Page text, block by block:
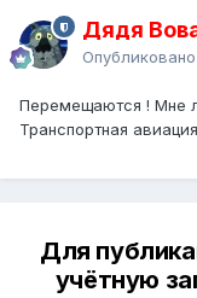
Дядя
Опубликовано
Перемещаются ! Мне
Транспортная
Для
учётную